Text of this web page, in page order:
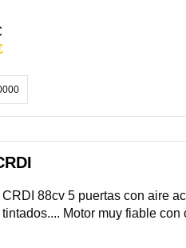
88cv 5 puertas con aire
Motor muy fiable